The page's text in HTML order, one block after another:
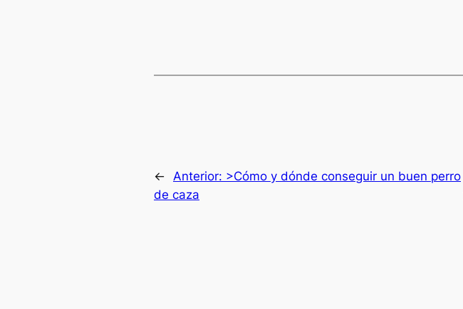
← Anterior: >Cómo y dónde conseguir un buen perro
de caza